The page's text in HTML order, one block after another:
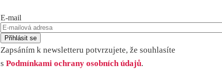
E-mail
Zapsáním k newsletteru potvrzujete, že souhlasíte
s Podmínkami ochrany osobních údajů.